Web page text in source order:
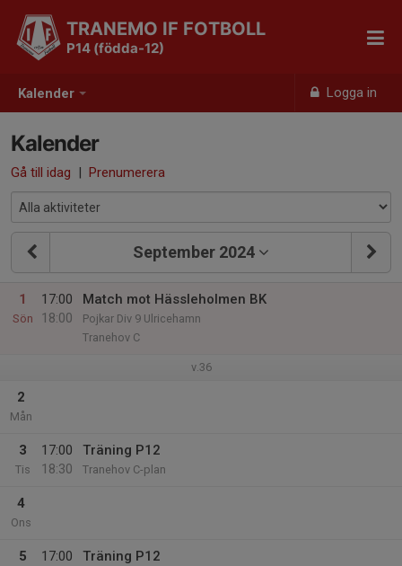
Kalender Logga in
TRANEMO IF FOTBOLL
P14 (födda-12)
Kalender
Gå till idag | Prenumerera
September 2024
1
Sön
17:00
18:00
Match mot Hässleholmen BK
Pojkar Div 9 Ulricehamn
Tranehov C
v.36
2
Mån
3
Tis
17:00
18:30
Träning P12
Tranehov C-plan
4
Ons
5
17:00
Träning P12